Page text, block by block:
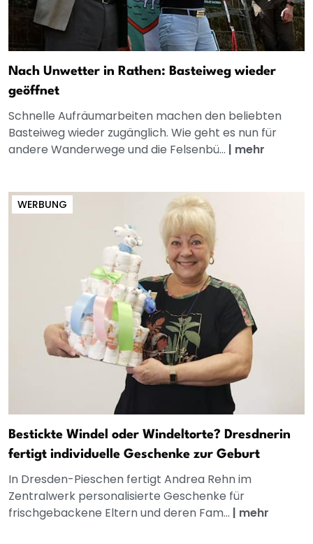
Nach Unwetter in Rathen: Basteiweg wieder
geöffnet
Schnelle Aufräumarbeiten machen den beliebten
Basteiweg wieder zugänglich. Wie geht es nun für
andere Wanderwege und die Felsenbü... | mehr
WERBUNG
Bestickte Windel oder Windeltorte? Dresdnerin
fertigt individuelle Geschenke zur Geburt
In Dresden-Pieschen fertigt Andrea Rehn im
Zentralwerk personalisierte Geschenke für
frischgebackene Eltern und deren Fam... | mehr